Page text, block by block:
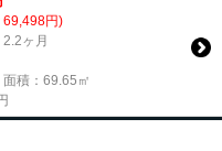
69,498円)
ヶ月
積：69.65㎡